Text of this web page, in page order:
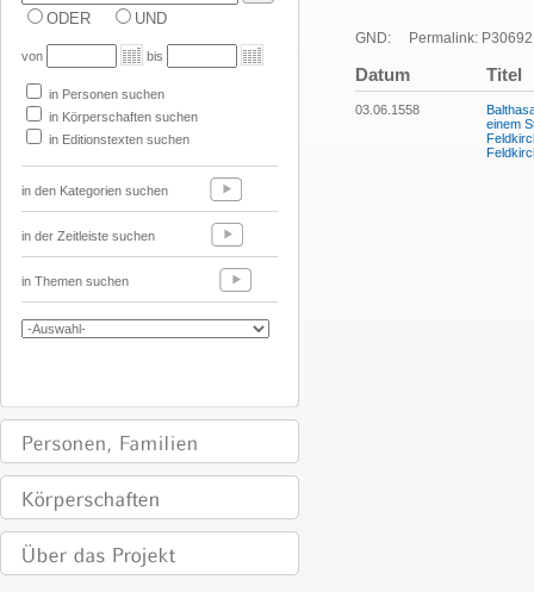
ODER UND
von bis
in Personen suchen
in Körperschaften suchen
in Editionstexten suchen
in den Kategorien suchen
in der Zeitleiste suchen
in Themen suchen
GND: Permalink: P30692
Datum Titel
03.06.1558
einem